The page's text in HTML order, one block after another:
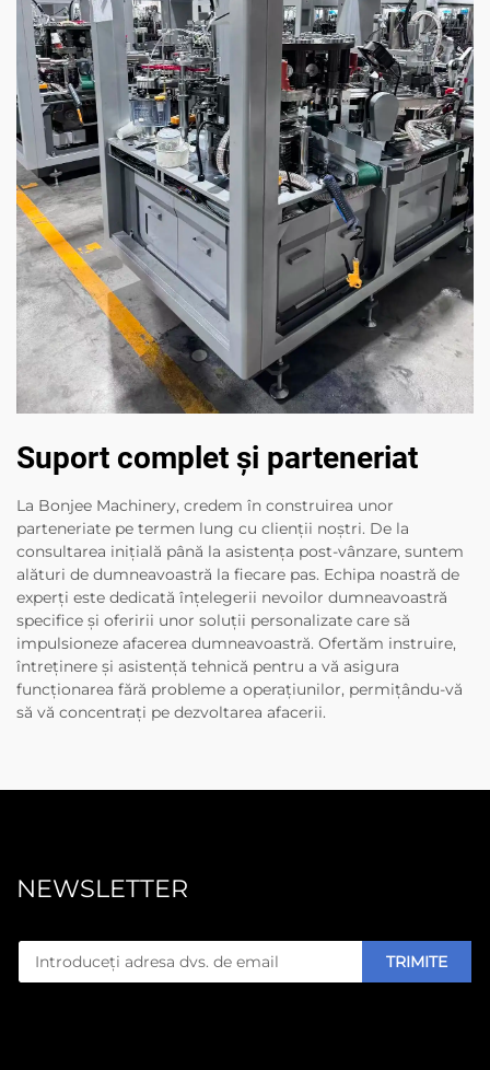
Suport complet și parteneriat
La Bonjee Machinery, credem în construirea unor
parteneriate pe termen lung cu clienții noștri. De la
consultarea inițială până la asistența post-vânzare, suntem
alături de dumneavoastră la fiecare pas. Echipa noastră de
experți este dedicată înțelegerii nevoilor dumneavoastră
specifice și oferirii unor soluții personalizate care să
impulsioneze afacerea dumneavoastră. Ofertăm instruire,
întreținere și asistență tehnică pentru a vă asigura
funcționarea fără probleme a operațiunilor, permițându-vă
să vă concentrați pe dezvoltarea afacerii.
NEWSLETTER
TRIMITE